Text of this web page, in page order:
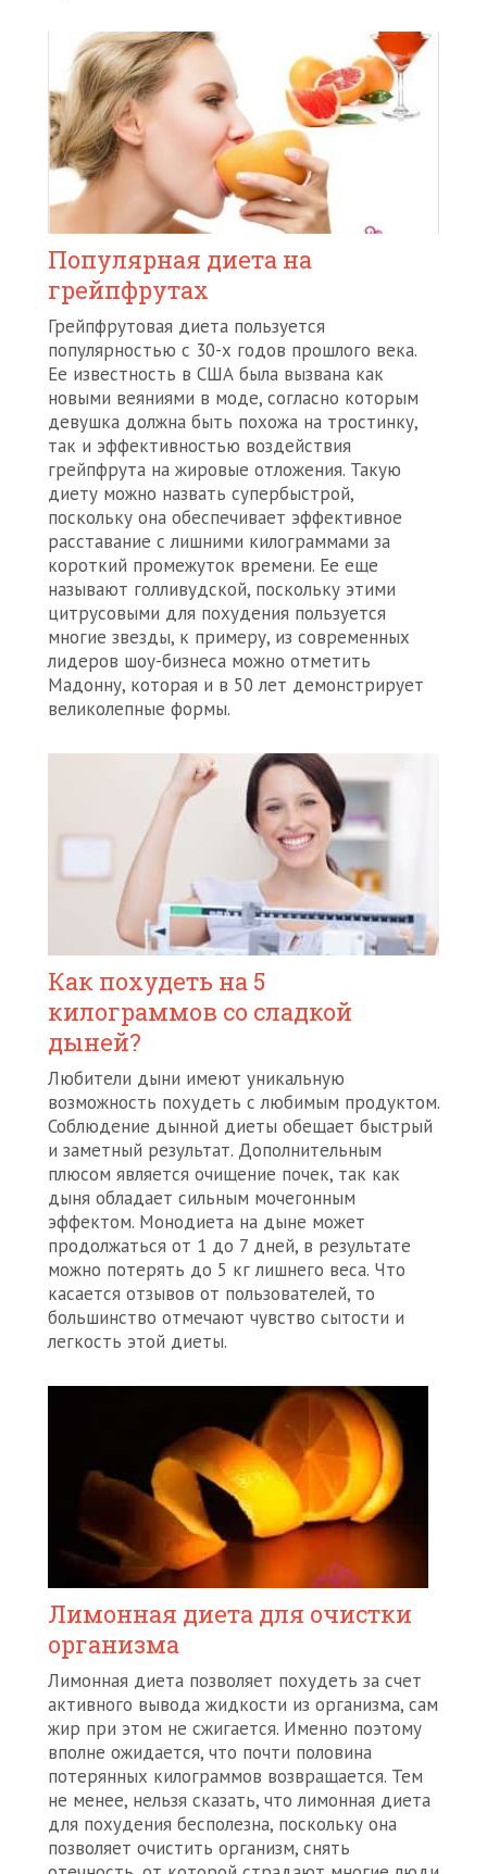
Популярная диета на
грейпфрутах
Грейпфрутовая диета пользуется
популярностью с 30-х годов прошлого века.
Ее известность в США была вызвана как
новыми веяниями в моде, согласно которым
девушка должна быть похожа на тростинку,
так и эффективностью воздействия
грейпфрута на жировые отложения. Такую
диету можно назвать супербыстрой,
поскольку она обеспечивает эффективное
расставание с лишними килограммами за
короткий промежуток времени. Ее еще
называют голливудской, поскольку этими
цитрусовыми для похудения пользуется
многие звезды, к примеру, из современных
лидеров шоу-бизнеса можно отметить
Мадонну, которая и в 50 лет демонстрирует
великолепные формы.
Как похудеть на 5
килограммов со сладкой
дыней?
Любители дыни имеют уникальную
возможность похудеть с любимым продуктом.
Соблюдение дынной диеты обещает быстрый
и заметный результат. Дополнительным
плюсом является очищение почек, так как
дыня обладает сильным мочегонным
эффектом. Монодиета на дыне может
продолжаться от 1 до 7 дней, в результате
можно потерять до 5 кг лишнего веса. Что
касается отзывов от пользователей, то
большинство отмечают чувство сытости и
легкость этой диеты.
Лимонная диета для очистки
организма
Лимонная диета позволяет похудеть за счет
активного вывода жидкости из организма, сам
жир при этом не сжигается. Именно поэтому
вполне ожидается, что почти половина
потерянных килограммов возвращается. Тем
не менее, нельзя сказать, что лимонная диета
для похудения бесполезна, поскольку она
позволяет очистить организм, снять